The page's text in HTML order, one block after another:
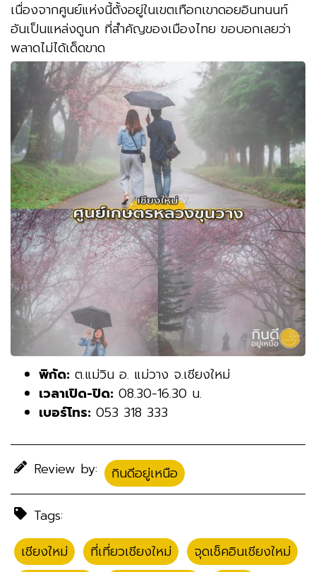
เนื่องจากศูนย์แห่งนี้ตั้งอยู่ในเขตเทือกเขาดอยอินทนนท์
อันเป็นแหล่งดูนก ที่สำคัญของเมืองไทย ขอบอกเลยว่า
พลาดไม่ได้เด็ดขาด
พิกัด: ต.แม่วิน อ. แม่วาง จ.เชียงใหม่
เวลาเปิด-ปิด: 08.30-16.30 น.
เบอร์โทร: 053 318 333
Review by: กินดีอยู่เหนือ
Tags:
เชียงใหม่
ที่เที่ยวเชียงใหม่ จุดเช็คอินเชียงใหม่